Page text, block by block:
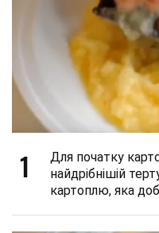
1
Для початку
найдрібнішій
картоплю, яка